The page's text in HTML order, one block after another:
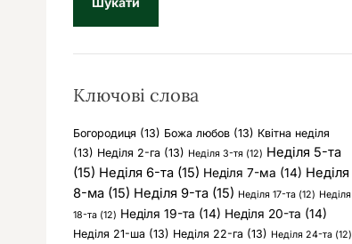
к
Ключові слова
Богородиця (13) Божа любов (13) Квітна неділя
(13) Неділя 2-га (13) Неділя 3-тя (12) Неділя 5-та
(15) Неділя 6-та (15) Неділя 7-ма (14) Неділя
8-ма (15) Неділя 9-та (15) Неділя 17-та (12) Неділя
18-та (12) Неділя 19-та (14) Неділя 20-та (14)
Неділя 21-ша (13) Неділя 22-га (13) Неділя 24-та (12)